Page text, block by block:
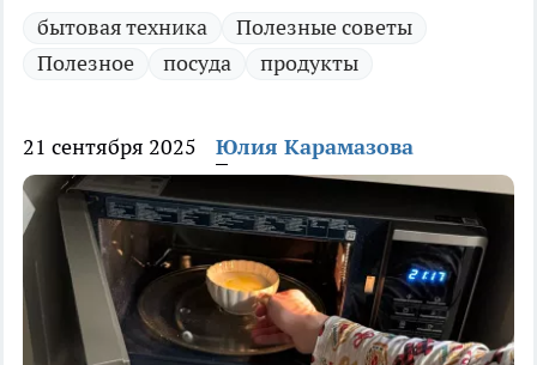
бытовая техника
Полезные советы
Полезное
посуда продукты
21 сентября 2025 Юлия Карамазова